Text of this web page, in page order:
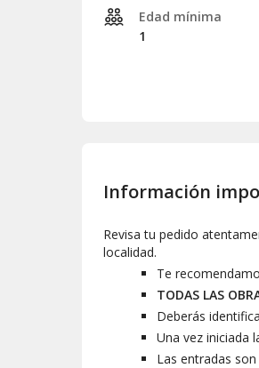
Edad mínima
1
Información
Revisa tu pedido
localidad.
Te
TODAS LAS
Deberás
Una vez iniciada
Las entradas